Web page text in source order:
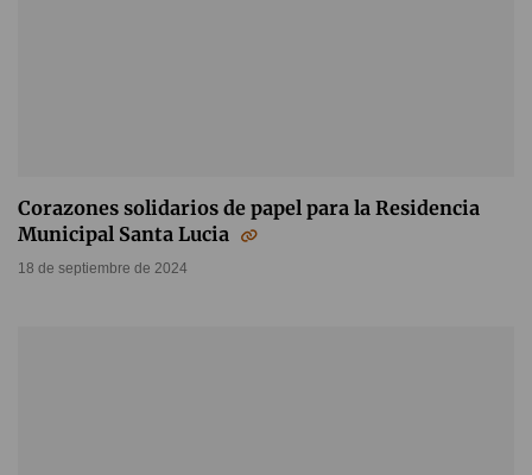
Corazones solidarios de papel para la Residencia
Municipal Santa Lucia
18 de septiembre de 2024